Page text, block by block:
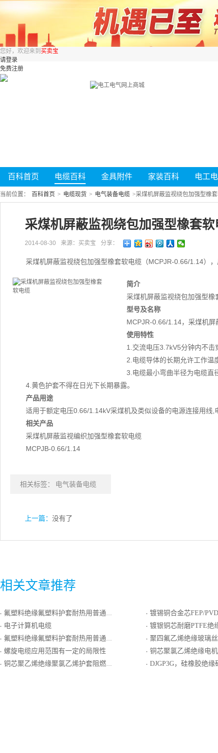
您好，欢迎来到 买卖宝
请登录
免费注册
百科首页 电缆百科 金具附件 家装百科 电工
当前位置： 百科首页 > 电缆现货 > 电气装备电缆 >采煤机屏蔽监视绕包加强型橡
采煤机屏蔽监视绕包加强型橡套软
2014-08-30 来源：买卖宝 分享：
采煤机屏蔽监视绕包加强型橡套软电缆（MCPJR-0.66/1.14）
简介
采煤机屏蔽监视绕包加强型
型号及名称
MCPJR-0.66/1.14，采煤机
使用特性
1.交流电压3.7kV5分钟内不击
2.电缆导体的长期允许工作
3.电缆最小弯曲半径为电缆直
4.黄色护套不得在日光下长期暴露。
产品用途
适用于额定电压0.66/1.14kV采煤机及类似设备的电源连接用线,
相关产品
采煤机屏蔽监视编织加强型橡套软电缆
MCPJB-0.66/1.14
相关标签： 电气装备电缆
上一篇： 没有了
相关文章推荐
· 氟塑料绝缘氟塑料护套耐热用普通级N分度热电偶用补偿导线
· 电子计算机电缆
· 氟塑料绝缘氟塑料护套耐热用普通级E分度热电偶用绞合导体补偿导线
· 螺旋电缆应用范围有一定的局限性
· 铜芯聚乙烯绝缘聚氯乙烯护套阻燃矿用控制电缆
· 镀锡铜合金芯FEP/PVDE组合绝缘镀锡圆铜线编
· 镀银铜芯耐磨PTFE绝缘镀银圆铜线
· 聚四氟乙烯绝缘玻璃丝编织耐热用精密级T分度
· 铜芯聚氯乙烯绝缘电
· DJGP3G，硅橡胶绝缘硅橡胶护套铝带（铝塑复合